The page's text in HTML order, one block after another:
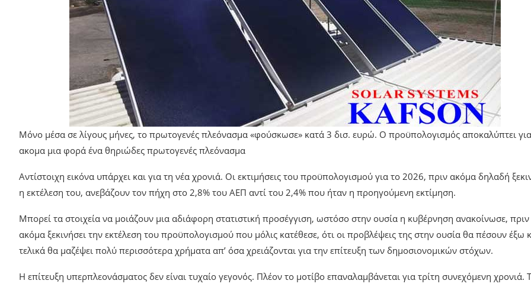
Μόνο μέσα σε λίγους μήνες, το πρωτογενές πλεόνασμα «φούσκωσε» κατά 3 δισ. ευρώ. Ο προϋπολογισμός αποκαλύπτει για
ακομα μια φορά ένα θηριώδες πρωτογενές πλεόνασμα
Αντίστοιχη εικόνα υπάρχει και για τη νέα χρονιά. Οι εκτιμήσεις του προϋπολογισμού για το 2026, πριν ακόμα δηλαδή
η εκτέλεση του, ανεβάζουν τον πήχη στο 2,8% του ΑΕΠ αντί του 2,4% που ήταν η προηγούμενη εκτίμηση.
Μπορεί τα στοιχεία να μοιάζουν μια αδιάφορη στατιστική προσέγγιση, ωστόσο στην ουσία η κυβέρνηση ανακοίνωσε, πριν
ακόμα ξεκινήσει την εκτέλεση του προϋπολογισμού που μόλις κατέθεσε, ότι οι προβλέψεις της στην ουσία θα πέσουν έξω
τελικά θα μαζέψει πολύ περισσότερα χρήματα απ’ όσα χρειάζονται για την επίτευξη των δημοσιονομικών στόχων.
Η επίτευξη υπερπλεονάσματος δεν είναι τυχαίο γεγονός. Πλέον το μοτίβο επαναλαμβάνεται για τρίτη συνεχόμενη χρονιά.